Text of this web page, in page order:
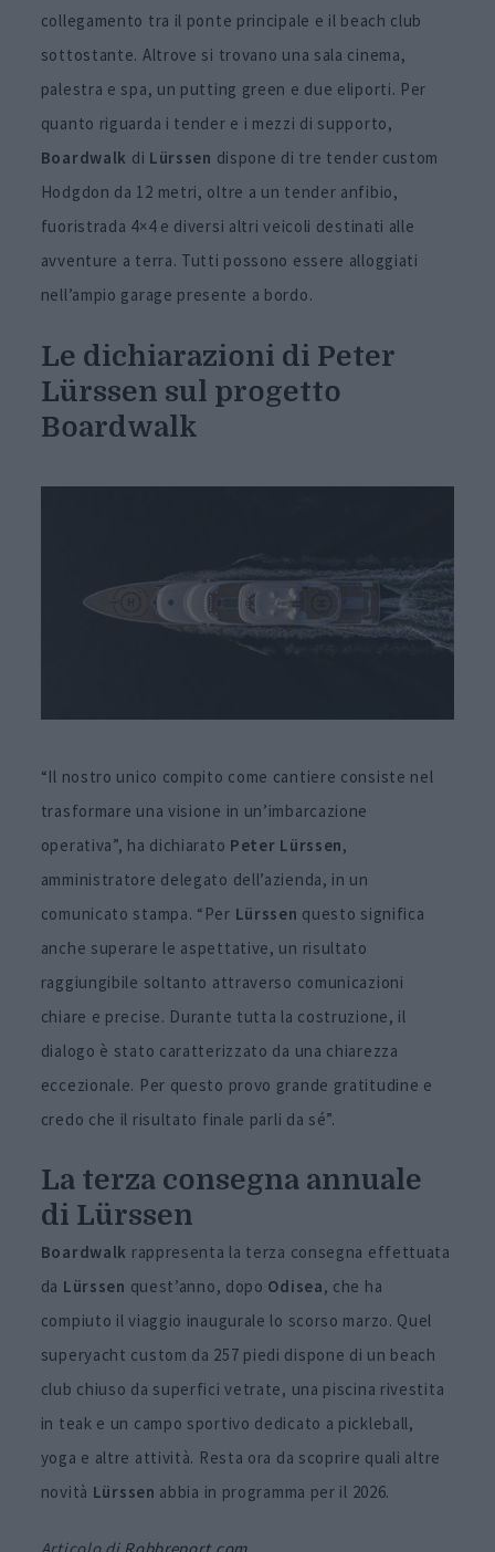
collegamento tra il ponte principale e il beach club
sottostante. Altrove si trovano una sala cinema,
palestra e spa, un putting green e due eliporti. Per
quanto riguarda i tender e i mezzi di supporto,
Boardwalk di Lürssen dispone di tre tender custom
Hodgdon da 12 metri, oltre a un tender anfibio,
fuoristrada 4×4 e diversi altri veicoli destinati alle
avventure a terra. Tutti possono essere alloggiati
nell’ampio garage presente a bordo.
Le dichiarazioni di Peter
Lürssen sul progetto
Boardwalk
“Il nostro unico compito come cantiere consiste nel
trasformare una visione in un’imbarcazione
operativa”, ha dichiarato Peter Lürssen,
amministratore delegato dell’azienda, in un
comunicato stampa. “Per Lürssen questo significa
anche superare le aspettative, un risultato
raggiungibile soltanto attraverso comunicazioni
chiare e precise. Durante tutta la costruzione, il
dialogo è stato caratterizzato da una chiarezza
eccezionale. Per questo provo grande gratitudine e
credo che il risultato finale parli da sé”.
La terza consegna annuale
di Lürssen
Boardwalk rappresenta la terza consegna effettuata
da Lürssen quest’anno, dopo Odisea, che ha
compiuto il viaggio inaugurale lo scorso marzo. Quel
superyacht custom da 257 piedi dispone di un beach
club chiuso da superfici vetrate, una piscina rivestita
in teak e un campo sportivo dedicato a pickleball,
yoga e altre attività. Resta ora da scoprire quali altre
novità Lürssen abbia in programma per il 2026.
Articolo di Robbreport.com